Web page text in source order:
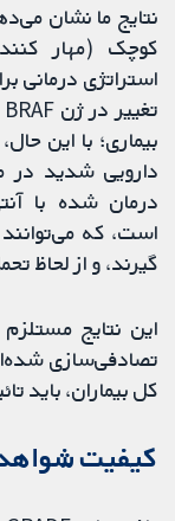
نتایج ما نشان
استراتژی درمانی
بیماری؛ با این
دارویی شدید در
است، که می‌توانند
گیرند، و از لحاظ
این نتایج
تصادفی‌سازی
کل بیماران، باید
کیفیت